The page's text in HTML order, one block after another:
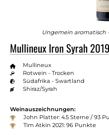
Ungemein aromatisch
Mullineux Iron Syrah 2019
Mullineux
Rotwein - Trocken
Südafrika - Swartland
Shiraz/Syrah
Weinauszeichnungen:
John Platter: 4.5 Sterne / 93
Tim Atkin 2021: 96 Punkte